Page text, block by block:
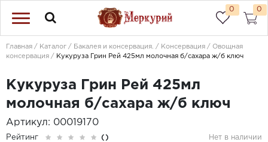
0 0
Главная Каталог Бакалея и консервация. Консервация
Овощная
консервация
Кукуруза Грин Рей 425мл молочная б/сахара ж/б ключ
Кукуруза Грин Рей 425мл
молочная б/сахара ж/б ключ
Артикул: 00019170
Рейтинг () Нет в наличии